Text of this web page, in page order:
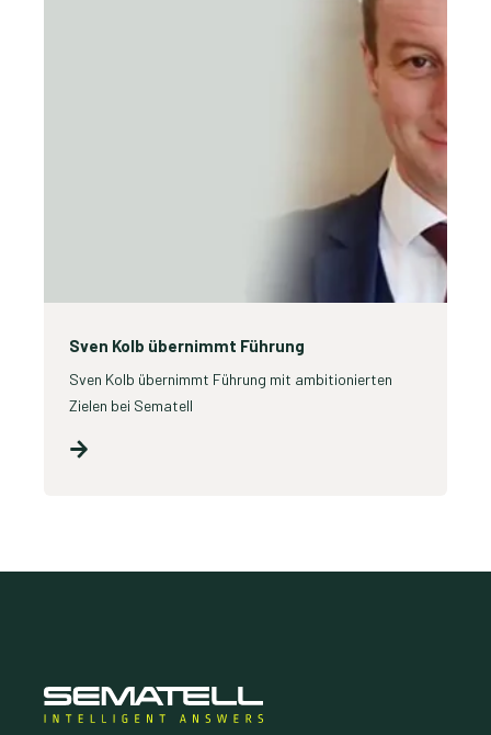
Sven Kolb übernimmt Führung
Sven Kolb übernimmt Führung mit ambitionierten
Zielen bei Sematell